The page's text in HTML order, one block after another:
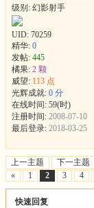
级别: 幻影射手
UID: 70259
精华: 0
发帖: 445
橘果: 2 颗
威望: 113 点
光辉成就: 0 分
在线时间: 59(时)
注册时间: 2008-07-10
最后登录: 2018-03-25
上一主题
下一主题
«
1 2 3 4
快速回复